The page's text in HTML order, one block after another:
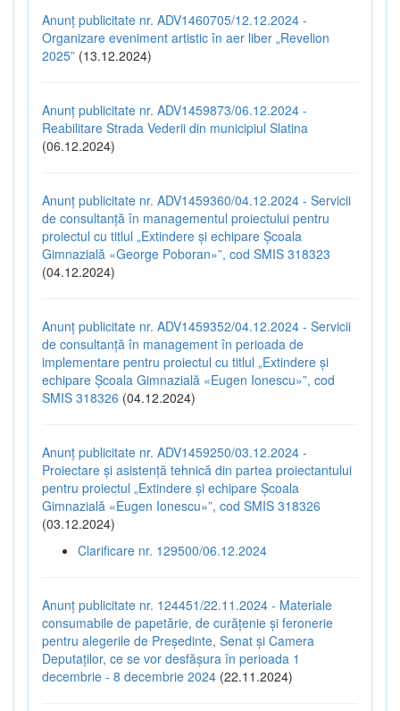
Anunț publicitate nr. ADV1460705/12.12.2024 -
Organizare eveniment artistic în aer liber „Revelion
2025” (13.12.2024)
Anunț publicitate nr. ADV1459873/06.12.2024 -
Reabilitare Strada Vederii din municipiul Slatina
(06.12.2024)
Anunț publicitate nr. ADV1459360/04.12.2024 - Servicii
de consultanță în managementul proiectului pentru
proiectul cu titlul „Extindere și echipare Școala
Gimnazială «George Poboran»”, cod SMIS 318323
(04.12.2024)
Anunț publicitate nr. ADV1459352/04.12.2024 - Servicii
de consultanță în management în perioada de
implementare pentru proiectul cu titlul „Extindere și
echipare Școala Gimnazială «Eugen Ionescu»”, cod
SMIS 318326 (04.12.2024)
Anunț publicitate nr. ADV1459250/03.12.2024 -
Proiectare și asistență tehnică din partea proiectantului
pentru proiectul „Extindere și echipare Școala
Gimnazială «Eugen Ionescu»”, cod SMIS 318326
(03.12.2024)
Clarificare nr. 129500/06.12.2024
Anunț publicitate nr. 124451/22.11.2024 - Materiale
consumabile de papetărie, de curățenie și feronerie
pentru alegerile de Președinte, Senat și Camera
Deputaților, ce se vor desfășura în perioada 1
decembrie - 8 decembrie 2024 (22.11.2024)